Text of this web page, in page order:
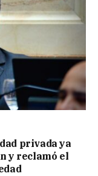
privada ya
y reclamó el